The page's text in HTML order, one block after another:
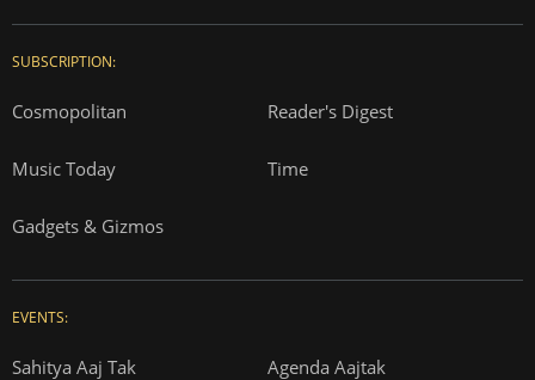
SUBSCRIPTION:
Cosmopolitan Reader's Digest
Music Today Time
Gadgets & Gizmos
EVENTS:
Sahitya Aaj Tak Agenda Aajtak